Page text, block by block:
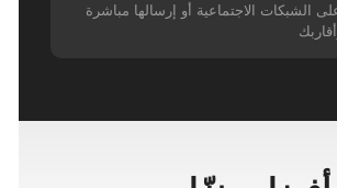
الشبكات الاجتماعية أو إرسالها مباشرة